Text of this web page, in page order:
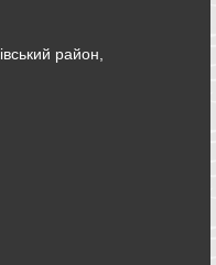
район,